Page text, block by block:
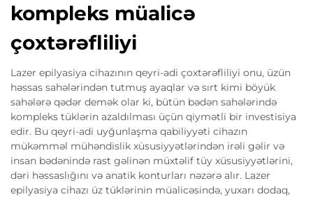
kompleks müalicə
çoxtərəfliliyi
Lazer epilyasiya cihazının qeyri-adi çoxtərəfliliyi onu, üzün
həssas sahələrindən tutmuş ayaqlar və sırt kimi böyük
sahələrə qədər demək olar ki, bütün bədən sahələrində
kompleks tüklərin azaldılması üçün qiymətli bir investisiya
edir. Bu qeyri-adi uyğunlaşma qabiliyyəti cihazın
mükəmməl mühəndislik xüsusiyyətlərindən irəli gəlir və
insan bədənində rast gəlinən müxtəlif tüy xüsusiyyətlərini,
dəri həssaslığını və anatik konturları nəzərə alır. Lazer
epilyasiya cihazı üz tüklərinin müalicəsində, yuxarı dodaq,